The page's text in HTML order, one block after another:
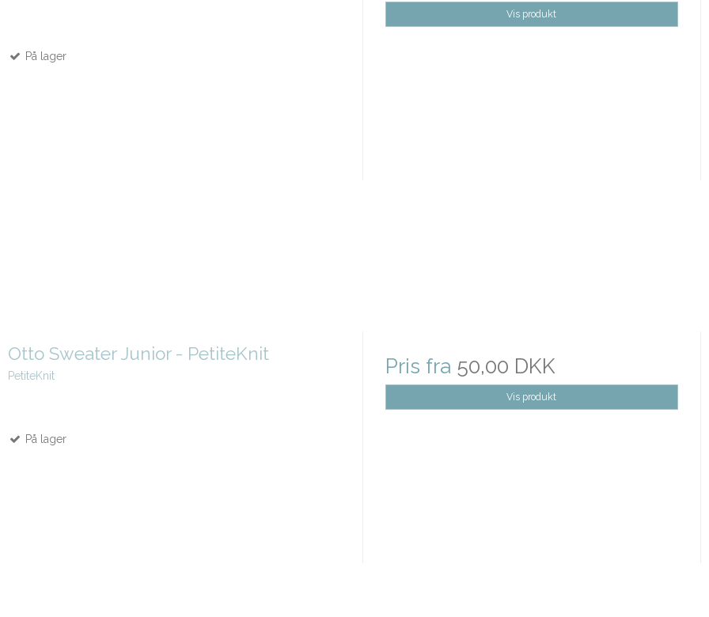
På lager
Vis produkt
Otto Sweater Junior - PetiteKnit
PetiteKnit
På lager
Pris fra 50,00 DKK
Vis produkt